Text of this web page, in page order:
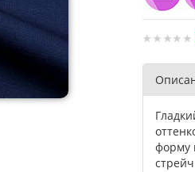
форму